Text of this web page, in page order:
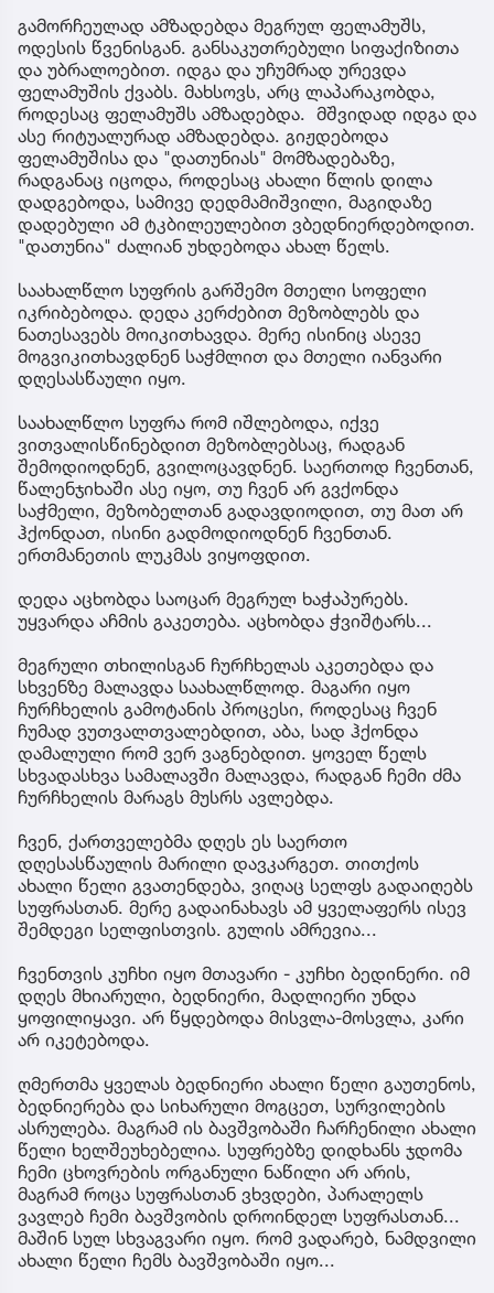
გამორჩეულად ამზადებდა მეგრულ ფელამუშს,
ოდესის წვენისგან. განსაკუთრებული სიფაქიზითა
და უბრალოებით. იდგა და უჩუმრად ურევდა
ფელამუშის ქვაბს. მახსოვს, არც ლაპარაკობდა,
როდესაც ფელამუშს ამზადებდა. მშვიდად იდგა და
ასე რიტუალურად ამზადებდა. გიჟდებოდა
ფელამუშისა და "დათუნიას" მომზადებაზე,
რადგანაც იცოდა, როდესაც ახალი წლის დილა
დადგებოდა, სამივე დედმამიშვილი, მაგიდაზე
დადებული ამ ტკბილეულებით ვბედნიერდებოდით.
"დათუნია" ძალიან უხდებოდა ახალ წელს.
საახალწლო სუფრის გარშემო მთელი სოფელი
იკრიბებოდა. დედა კერძებით მეზობლებს და
ნათესავებს მოიკითხავდა. მერე ისინიც ასევე
მოგვიკითხავდნენ საჭმლით და მთელი იანვარი
დღესასწაული იყო.
საახალწლო სუფრა რომ იშლებოდა, იქვე
ვითვალისწინებდით მეზობლებსაც, რადგან
შემოდიოდნენ, გვილოცავდნენ. საერთოდ ჩვენთან,
წალენჯიხაში ასე იყო, თუ ჩვენ არ გვქონდა
საჭმელი, მეზობელთან გადავდიოდით, თუ მათ არ
ჰქონდათ, ისინი გადმოდიოდნენ ჩვენთან.
ერთმანეთის ლუკმას ვიყოფდით.
დედა აცხობდა საოცარ მეგრულ ხაჭაპურებს.
უყვარდა აჩმის გაკეთება. აცხობდა ჭვიშტარს...
მეგრული თხილისგან ჩურჩხელას აკეთებდა და
სხვენზე მალავდა საახალწლოდ. მაგარი იყო
ჩურჩხელის გამოტანის პროცესი, როდესაც ჩვენ
ჩუმად ვუთვალთვალებდით, აბა, სად ჰქონდა
დამალული რომ ვერ ვაგნებდით. ყოველ წელს
სხვადასხვა სამალავში მალავდა, რადგან ჩემი ძმა
ჩურჩხელის მარაგს მუსრს ავლებდა.
ჩვენ, ქართველებმა დღეს ეს საერთო
დღესასწაულის მარილი დავკარგეთ. თითქოს
ახალი წელი გვათენდება, ვიღაც სელფს გადაიღებს
სუფრასთან. მერე გადაინახავს ამ ყველაფერს ისევ
შემდეგი სელფისთვის. გულის ამრევია...
ჩვენთვის კუჩხი იყო მთავარი - კუჩხი ბედინერი. იმ
დღეს მხიარული, ბედნიერი, მადლიერი უნდა
ყოფილიყავი. არ წყდებოდა მისვლა-მოსვლა, კარი
არ იკეტებოდა.
ღმერთმა ყველას ბედნიერი ახალი წელი გაუთენოს,
ბედნიერება და სიხარული მოგცეთ, სურვილების
ასრულება. მაგრამ ის ბავშვობაში ჩარჩენილი ახალი
წელი ხელშეუხებელია. სუფრებზე დიდხანს ჯდომა
ჩემი ცხოვრების ორგანული ნაწილი არ არის,
მაგრამ როცა სუფრასთან ვხვდები, პარალელს
ვავლებ ჩემი ბავშვობის დროინდელ სუფრასთან...
მაშინ სულ სხვაგვარი იყო. რომ ვადარებ, ნამდვილი
ახალი წელი ჩემს ბავშვობაში იყო...